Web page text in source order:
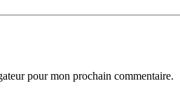
pour mon prochain commentaire.